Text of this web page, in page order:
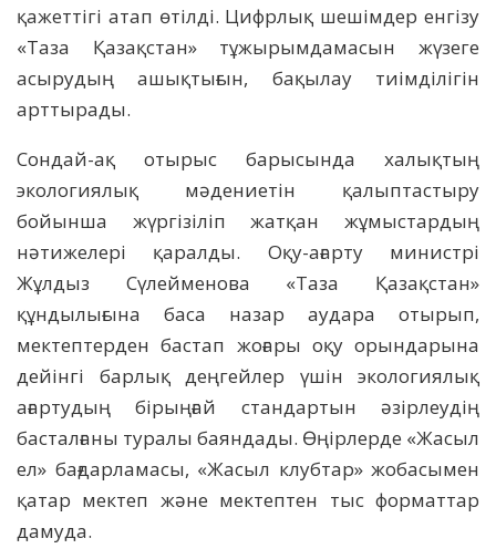
қажеттігі атап өтілді. Цифрлық шешімдер енгізу
«Таза Қазақстан» тұжырымдамасын жүзеге
асырудың ашықтығын, бақылау тиімділігін
арттырады.
Сондай-ақ отырыс барысында халықтың
экологиялық мәдениетін қалыптастыру
бойынша жүргізіліп жатқан жұмыстардың
нәтижелері қаралды. Оқу-ағарту министрі
Жұлдыз Сүлейменова «Таза Қазақстан»
құндылығына баса назар аудара отырып,
мектептерден бастап жоғары оқу орындарына
дейінгі барлық деңгейлер үшін экологиялық
ағартудың бірыңғай стандартын әзірлеудің
басталғаны туралы баяндады. Өңірлерде «Жасыл
ел» бағдарламасы, «Жасыл клубтар» жобасымен
қатар мектеп және мектептен тыс форматтар
дамуда.